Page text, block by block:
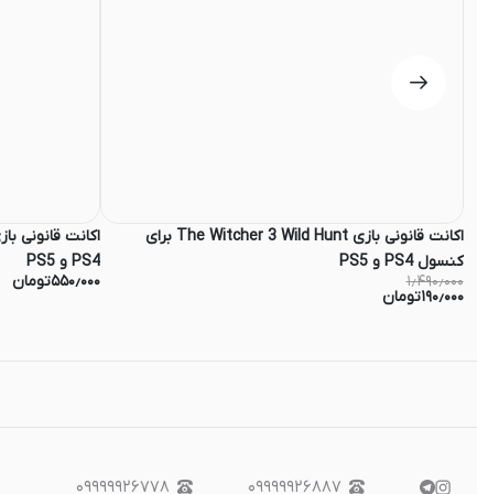
اکانت قانونی بازی The Witcher 3 Wild Hunt برای
کنسول PS4 و PS5
۱٫۴۹۰٫۰۰۰
۱۹۰٫۰۰۰تومان
PS4 و PS5
۵۵۰٫۰۰۰تومان
۰۹۹۹۹۹۲۶۸۸۷ ۰۹۹۹۹۹۲۶۷۷۸